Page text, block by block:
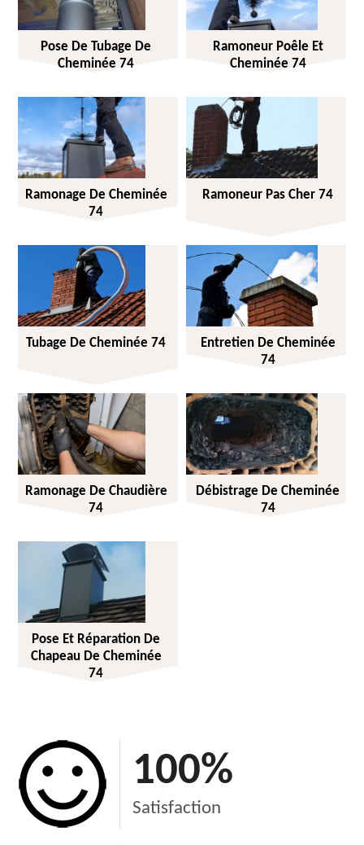
Pose De Tubage De
Cheminée 74
Ramoneur Poêle Et
Cheminée 74
Ramonage De Cheminée
74
Ramoneur Pas Cher 74
Tubage De Cheminée 74
Entretien De Cheminée
74
Ramonage De Chaudière
74
Débistrage De Cheminée
74
Pose Et Réparation De
Chapeau De Cheminée
74
100%
Satisfaction